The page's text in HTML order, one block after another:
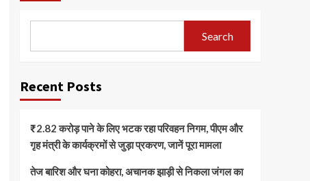
Search
Recent Posts
₹2.82 करोड़ पाने के लिए भटक रहा परिवहन निगम, पीएम और
गृह मंत्री के कार्यक्रमों से जुड़ा प्रकरण, जानें पूरा मामला
तेज बारिश और घना कोहरा, अचानक झाड़ी से निकला जंगल का